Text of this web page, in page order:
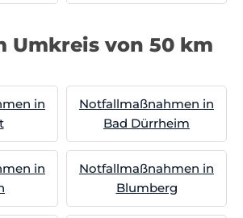
Umkreis von 50 km
in
Notfallmaßnahmen in
Bad Dürrheim
in
Notfallmaßnahmen in
Blumberg